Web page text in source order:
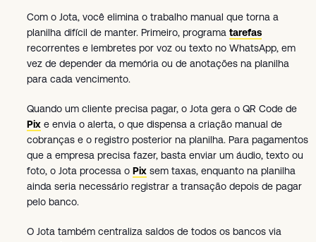
Com o Jota, você elimina o trabalho manual que torna a
planilha difícil de manter. Primeiro, programa tarefas
recorrentes e lembretes por voz ou texto no WhatsApp, em
vez de depender da memória ou de anotações na planilha
para cada vencimento.
Quando um cliente precisa pagar, o Jota gera o QR Code de
Pix e envia o alerta, o que dispensa a criação manual de
cobranças e o registro posterior na planilha. Para pagamentos
que a empresa precisa fazer, basta enviar um áudio, texto ou
foto, o Jota processa o Pix sem taxas, enquanto na planilha
ainda seria necessário registrar a transação depois de pagar
pelo banco.
O Jota também centraliza saldos de todos os bancos via